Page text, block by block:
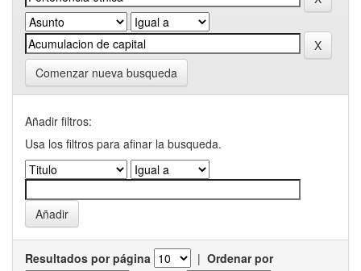
Comenzar nueva busqueda
Añadir filtros:
Usa los filtros para afinar la busqueda.
Resultados por página | Ordenar por